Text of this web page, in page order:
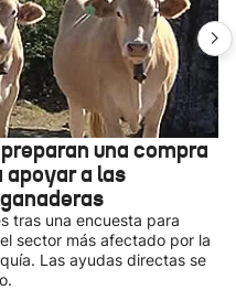
una compra
a las
tras una encuesta para
sector más afectado por la
Las ayudas directas se